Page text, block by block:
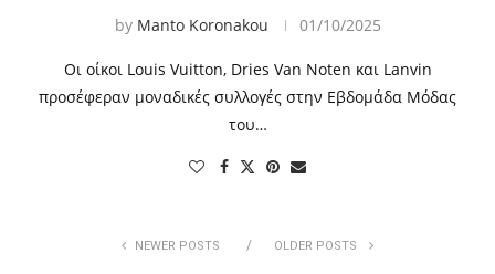
by Manto Koronakou 01/10/2025
Οι οίκοι Louis Vuitton, Dries Van Noten και Lanvin
προσέφεραν μοναδικές συλλογές στην Εβδομάδα Μόδας
του…
NEWER POSTS OLDER POSTS